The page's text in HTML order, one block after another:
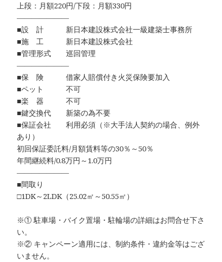
上段：月額220円/下段：月額330円
―――――――
■設 計 新日本建設株式会社一級建築士事務所
■施 工 新日本建設株式会社
■管理形式 巡回管理
―――――――
■保 険 借家人賠償付き火災保険要加入
■ペット 不可
■楽 器 不可
■鍵交換代 新築の為不要
■保証会社 利用必須（※大手法人契約の場合、例外
あり）
初回保証委託料/月額賃料等の30％～50％
年間継続料/0.8万円～1.0万円
―――――――
■間取り
□1DK～2LDK（25.02㎡～50.55㎡）
※① 駐車場・バイク置場・駐輪場の詳細はお問合せ下さ
い。
※② キャンペーン適用には、制約条件・違約金等はござ
いません。